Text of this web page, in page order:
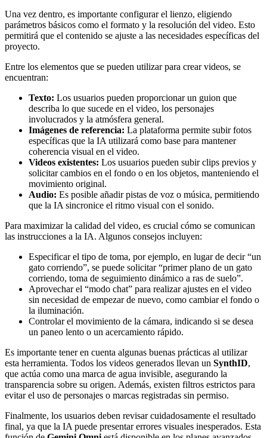
Una vez dentro, es importante configurar el lienzo, eligiendo
parámetros básicos como el formato y la resolución del video. Esto
permitirá que el contenido se ajuste a las necesidades específicas del
proyecto.
Entre los elementos que se pueden utilizar para crear videos, se
encuentran:
Texto: Los usuarios pueden proporcionar un guion que
describa lo que sucede en el video, los personajes
involucrados y la atmósfera general.
Imágenes de referencia: La plataforma permite subir fotos
específicas que la IA utilizará como base para mantener
coherencia visual en el video.
Videos existentes: Los usuarios pueden subir clips previos y
solicitar cambios en el fondo o en los objetos, manteniendo el
movimiento original.
Audio: Es posible añadir pistas de voz o música, permitiendo
que la IA sincronice el ritmo visual con el sonido.
Para maximizar la calidad del video, es crucial cómo se comunican
las instrucciones a la IA. Algunos consejos incluyen:
Especificar el tipo de toma, por ejemplo, en lugar de decir “un
gato corriendo”, se puede solicitar “primer plano de un gato
corriendo, toma de seguimiento dinámico a ras de suelo”.
Aprovechar el “modo chat” para realizar ajustes en el video
sin necesidad de empezar de nuevo, como cambiar el fondo o
la iluminación.
Controlar el movimiento de la cámara, indicando si se desea
un paneo lento o un acercamiento rápido.
Es importante tener en cuenta algunas buenas prácticas al utilizar
esta herramienta. Todos los videos generados llevan un SynthID,
que actúa como una marca de agua invisible, asegurando la
transparencia sobre su origen. Además, existen filtros estrictos para
evitar el uso de personajes o marcas registradas sin permiso.
Finalmente, los usuarios deben revisar cuidadosamente el resultado
final, ya que la IA puede presentar errores visuales inesperados. Esta